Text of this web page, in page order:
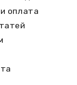
оплата